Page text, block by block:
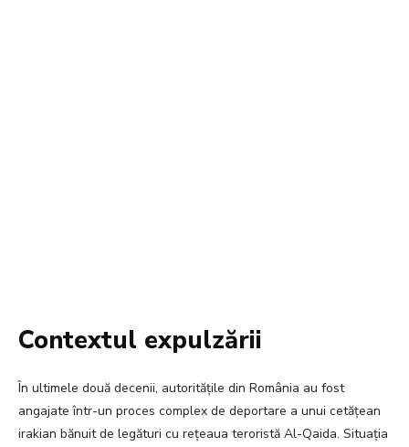
Contextul expulzării
În ultimele două decenii, autoritățile din România au fost
angajate într-un proces complex de deportare a unui cetățean
irakian bănuit de legături cu rețeaua teroristă Al-Qaida. Situația